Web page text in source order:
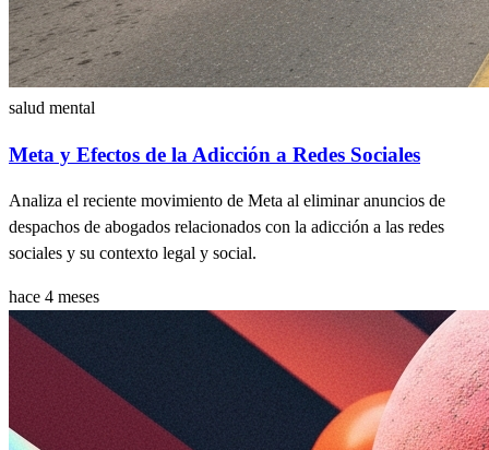
salud mental
Meta y Efectos de la Adicción a Redes Sociales
Analiza el reciente movimiento de Meta al eliminar anuncios de
despachos de abogados relacionados con la adicción a las redes
sociales y su contexto legal y social.
hace 4 meses